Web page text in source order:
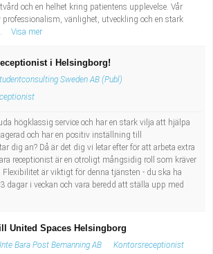
och en helhet kring patientens upplevelse. Vår
vänlighet, utveckling och en stark
Visa mer
i Helsingborg!
Sweden AB (Publ)
högklassig service och har en stark vilja att hjälpa
och har en positiv inställning till
dig an? Då är det dig vi letar efter för att arbeta extra
receptionist är en otroligt mångsidig roll som kräver
är viktigt för denna tjänsten - du ska ha
dagar i veckan och vara beredd att ställa upp med
United Spaces Helsingborg
Inte Bara Post Bemanning AB Kontorsreceptionist